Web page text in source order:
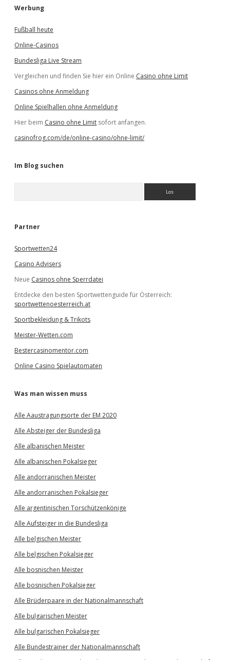
Werbung
Fußball heute
Online-Casinos
Bundesliga Live Stream
Vergleichen und finden Sie hier ein Online Casino ohne Limit
Casinos ohne Anmeldung
Online Spielhallen ohne Anmeldung
Hier beim Casino ohne Limit sofort anfangen.
casinofrog.com/de/online-casino/ohne-limit/
Im Blog suchen
e
Partner
Sportwetten24
Casino Advisers
Neue Casinos ohne Sperrdatei
Entdecke den besten Sportwettenguide für Österreich:
sportwettenoesterreich.at
Sportbekleidung & Trikots
Meister-Wetten.com
Bestercasinomentor.com
Online Casino Spielautomaten
Was man wissen muss
Alle Aaustragungsorte der EM 2020
Alle Absteiger der Bundesliga
Alle albanischen Meister
Alle albanischen Pokalsieger
Alle andorranischen Meister
Alle andorranischen Pokalsieger
Alle argentinischen Torschützenkönige
Alle Aufsteiger in die Bundesliga
Alle belgischen Meister
Alle belgischen Pokalsieger
Alle bosnischen Meister
Alle bosnischen Pokalsieger
Alle Brüderpaare in der Nationalmannschaft
Alle bulgarischen Meister
Alle bulgarischen Pokalsieger
Alle Bundestrainer der Nationalmannschaft